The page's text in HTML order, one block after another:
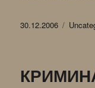
Опубликовано
30.12.2006